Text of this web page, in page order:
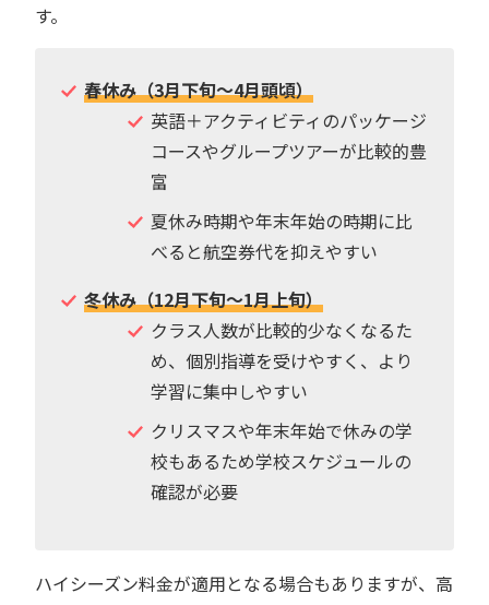
す。
春休み（3月下旬〜4月頭頃）
英語＋アクティビティのパッケージ
コースやグループツアーが比較的豊
富
夏休み時期や年末年始の時期に比
べると航空券代を抑えやすい
冬休み（12月下旬〜1月上旬）
クラス人数が比較的少なくなるた
め、個別指導を受けやすく、より
学習に集中しやすい
クリスマスや年末年始で休みの学
校もあるため学校スケジュールの
確認が必要
ハイシーズン料金が適用となる場合もありますが、高